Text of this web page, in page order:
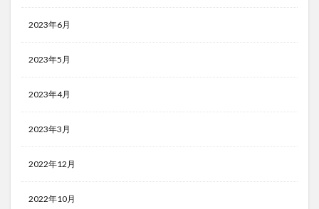
2023年6月
2023年5月
2023年4月
2023年3月
2022年12月
2022年10月